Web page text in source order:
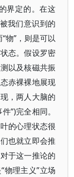
界定的。在这
我们意识到的
物”，则是可以
态。假设罗密
以及核磁共振
赤裸裸地展现
，两人大脑的
”)完全相同。
的心理状态很
也就立即会推
于这一推论的
物理主义”立场